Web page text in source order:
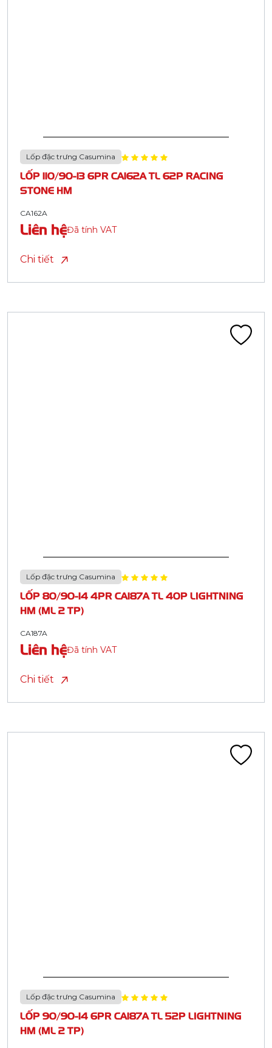
Lốp đặc trưng Casumina
LỐP 110/90-13 6PR CA162A TL 62P RACING
STONE HM
CA162A
Liên hệĐã tính VAT
Chi tiết
Lốp đặc trưng Casumina
LỐP 80/90-14 4PR CA187A TL 40P LIGHTNING
HM (ML 2 TP)
CA187A
Liên hệĐã tính VAT
Chi tiết
Lốp đặc trưng Casumina
LỐP 90/90-14 6PR CA187A TL 52P LIGHTNING
HM (ML 2 TP)